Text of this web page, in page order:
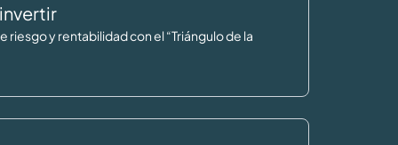
riesgo y rentabilidad con el “Triángulo de la